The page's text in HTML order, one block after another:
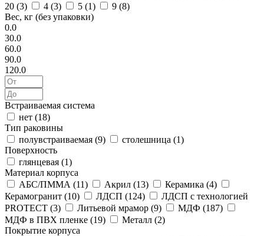
20 (3) 4 (3) 5 (1) 9 (8)
Вес, кг (без упаковки)
0.0
30.0
60.0
90.0
120.0
Встраиваемая система
нет (18)
Тип раковины
полувстраиваемая (9) столешница (1)
Поверхность
глянцевая (1)
Материал корпуса
АБС/ПММА (11) Акрил (13) Керамика (4)
Керамогранит (10) ЛДСП (124)
ЛДСП с технологией
PROTECT (3) Литьевой мрамор (9) МДФ (187)
МДФ в ПВХ пленке (19) Металл (2)
Покрытие корпуса